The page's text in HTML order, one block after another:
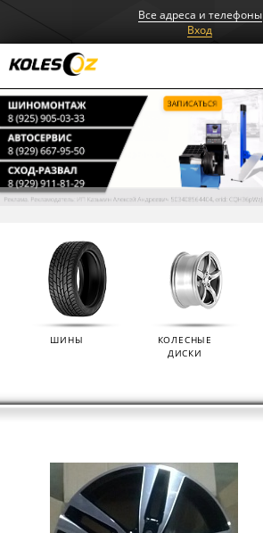
Все адреса и телефоны
Вход
ШИНЫ
КОЛЕСНЫЕ
ДИСКИ